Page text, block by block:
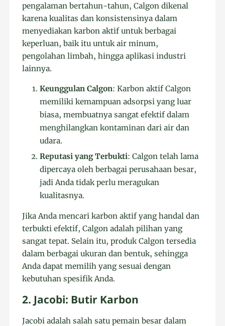
pengalaman bertahun-tahun, Calgon dikenal
karena kualitas dan konsistensinya dalam
menyediakan karbon aktif untuk berbagai
keperluan, baik itu untuk air minum,
pengolahan limbah, hingga aplikasi industri
lainnya.
Keunggulan Calgon: Karbon aktif Calgon
memiliki kemampuan adsorpsi yang luar
biasa, membuatnya sangat efektif dalam
menghilangkan kontaminan dari air dan
udara.
Reputasi yang Terbukti: Calgon telah lama
dipercaya oleh berbagai perusahaan besar,
jadi Anda tidak perlu meragukan
kualitasnya.
Jika Anda mencari karbon aktif yang handal dan
terbukti efektif, Calgon adalah pilihan yang
sangat tepat. Selain itu, produk Calgon tersedia
dalam berbagai ukuran dan bentuk, sehingga
Anda dapat memilih yang sesuai dengan
kebutuhan spesifik Anda.
2. Jacobi: Butir Karbon
Jacobi adalah salah satu pemain besar dalam